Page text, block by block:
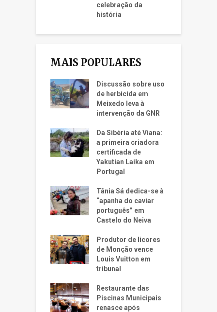
celebração da
história
MAIS POPULARES
Discussão sobre uso
de herbicida em
Meixedo leva à
intervenção da GNR
Da Sibéria até Viana:
a primeira criadora
certificada de
Yakutian Laika em
Portugal
Tânia Sá dedica-se à
“apanha do caviar
português” em
Castelo do Neiva
Produtor de licores
de Monção vence
Louis Vuitton em
tribunal
Restaurante das
Piscinas Municipais
renasce após